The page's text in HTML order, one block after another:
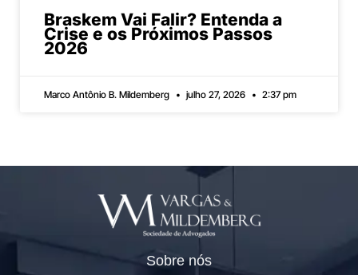
Braskem Vai Falir? Entenda a
Crise e os Próximos Passos
2026
Marco Antônio B. Mildemberg julho 27, 2026 2:37 pm
Sobre nós